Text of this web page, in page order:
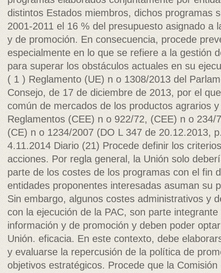
( 1 ) Reglamento (UE) n o 1308/2013 del
Consejo, de 17 de diciembre de 2013, por el
común de mercados de los productos agrarios
Reglamentos (CEE) n o 922/72, (CEE) n o 234/
(CE) n o 1234/2007 (DO L 347 de 20.12.2013,
4.11.2014 Diario (21) Procede definir los
acciones. Por regla general, la Unión solo
parte de los costes de los programas con el fin
entidades proponentes interesadas asuman su
Sin embargo, algunos costes administrativos y
con la ejecución de la PAC, son parte
información y de promoción y deben poder
Unión. eficacia. En este contexto, debe
y evaluarse la repercusión de la política de
objetivos estratégicos. Procede que la